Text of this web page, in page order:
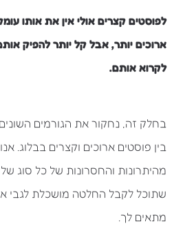
לפוסטים קצרים אולי אין את אותו
ארוכים יותר, אבל קל יותר להפיק
לקרוא אותם.
בחלק זה, נחקור את הגורמים השונים
בין פוסטים ארוכים וקצרים בבלוג.
מהיתרונות והחסרונות של כל סוג
שתוכל לקבל החלטה מושכלת לגבי
מתאים לך.